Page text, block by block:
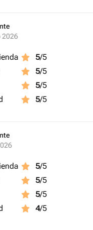
2026
5/5
5/5
5/5
5/5
5/5
5/5
5/5
4/5